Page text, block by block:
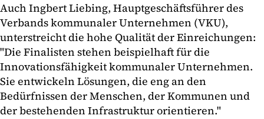
Auch Ingbert Liebing, Hauptgeschäftsführer des
Verbands kommunaler Unternehmen (VKU),
unterstreicht die hohe Qualität der Einreichungen:
"Die Finalisten stehen beispielhaft für die
Innovationsfähigkeit kommunaler Unternehmen.
Sie entwickeln Lösungen, die eng an den
Bedürfnissen der Menschen, der Kommunen und
der bestehenden Infrastruktur orientieren."